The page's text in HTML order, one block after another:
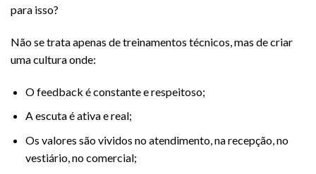
para isso?
Não se trata apenas de treinamentos técnicos, mas de criar
uma cultura onde:
O feedback é constante e respeitoso;
A escuta é ativa e real;
Os valores são vividos no atendimento, na recepção, no
vestiário, no comercial;